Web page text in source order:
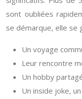
sont oubliées
se démarque, elle se
Un voyage
Leur rencontre
Un hobby
Un inside joke,